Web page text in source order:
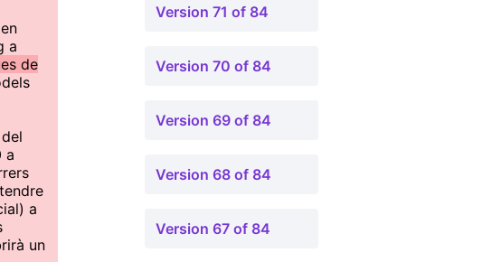
a
de
a
a
un
Version 71 of 84
Version 70 of 84
Version 69 of 84
Version 68 of 84
Version 67 of 84